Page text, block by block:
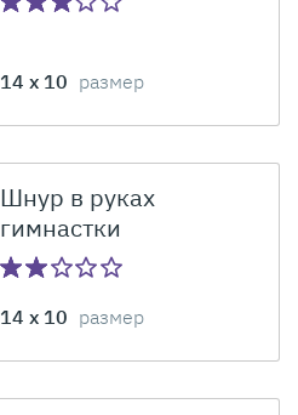
14 x 10 размер
Шнур в руках
гимнастки
14 x 10 размер